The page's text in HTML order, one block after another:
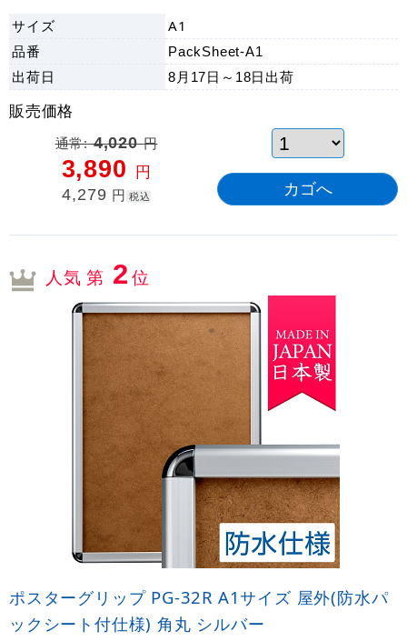
サイズ
A1
品番
PackSheet-A1
出荷日 8月17日～18日 出荷
販売価格
通常:4,020円
3,890 円
4,279 円 税込
人気 第 2位
ポスターグリップ PG-32R A1サイズ 屋外(防水パ
ックシート付仕様) 角丸 シルバー